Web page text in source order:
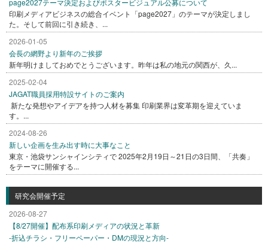
page2027テーマ決定およびポスタービジュアル公募について
印刷メディアビジネスの総合イベント「page2027」のテーマが決定しまし
た。そして前回に引き続き、...
2026-01-05
会長の網野より新年のご挨拶
新年明けましておめでとうございます。昨年は私の地元の関西が、久...
2025-02-04
JAGAT職員採用特設サイトのご案内
新たな発想やアイデアを持つ人材を募集 印刷業界は変革期を迎えていま
す。...
2024-08-26
新しい企画を生み出す時に大事なこと
東京・池袋サンシャインシティで 2025年2月19日～21日の3日間、「共奏」
をテーマに開催する...
研究会開催予定
2026-08-27
【8/27開催】配布系印刷メディアの状況と革新
-折込チラシ・フリーペーパー・DMの現況と方向-